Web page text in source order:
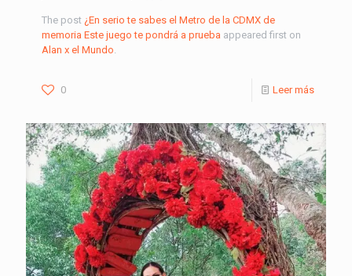
The post ¿En serio te sabes el Metro de la CDMX de
memoria Este juego te pondrá a prueba appeared first on
Alan x el Mundo
0 Leer más